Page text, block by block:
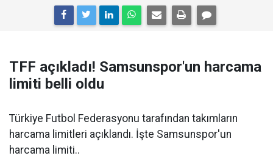
TFF açıkladı! Samsunspor'un harcama
limiti belli oldu
Türkiye Futbol Federasyonu tarafından takımların
harcama limitleri açıklandı. İşte Samsunspor'un
harcama limiti..